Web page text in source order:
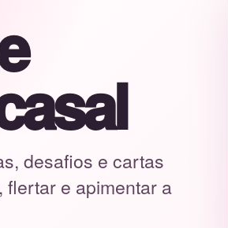
desafios e cartas
flertar e apimentar a